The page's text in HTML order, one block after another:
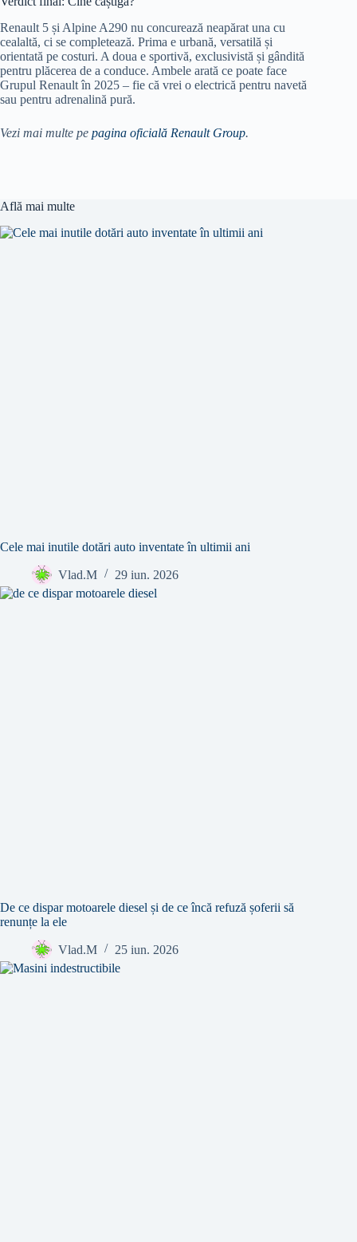
Renault 5 și Alpine A290 nu concurează neapărat una cu
cealaltă, ci se completează. Prima e urbană, versatilă și
orientată pe costuri. A doua e sportivă, exclusivistă și gândită
pentru plăcerea de a conduce. Ambele arată ce poate face
Grupul Renault în 2025 – fie că vrei o electrică pentru navetă
sau pentru adrenalină pură.
Vezi mai multe pe pagina oficială Renault Group.
Află mai multe
Cele mai inutile dotări auto inventate în ultimii ani
Vlad.M 29 iun. 2026
De ce dispar motoarele diesel și de ce încă refuză șoferii să
renunțe la ele
Vlad.M 25 iun. 2026